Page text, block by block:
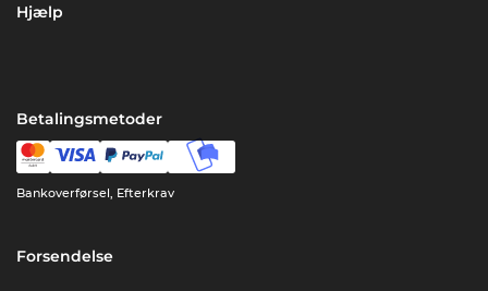
Hjælp
Betalingsmetoder
Bankoverførsel, Efterkrav
Forsendelse